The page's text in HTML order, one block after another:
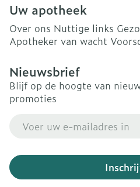
Uw apotheek
Over ons Nuttige links
Apotheker van wacht
Nieuwsbrief
Blijf op de hoogte van
promoties